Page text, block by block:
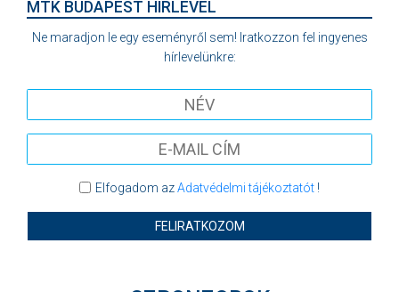
MTK BUDAPEST HÍRLEVÉL
Ne maradjon le egy eseményről sem! Iratkozzon fel ingyenes
hírlevelünkre:
Elfogadom azAdatvédelmi tájékoztatót!
FELIRATKOZOM